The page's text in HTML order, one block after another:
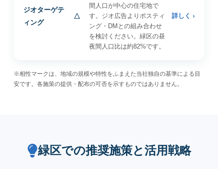
ジオターゲテ
ィング
△
間人口が中心の住宅地で
す。ジオ広告よりポスティ
ング・DMとの組み合わせ
を検討ください。緑区の昼
夜間人口比は約82%です。
詳しく ›
※相性マークは、地域の規模や特性をふまえた当社独自の基準による目
安です。各施策の提供・配布の可否を示すものではありません。
緑区での推奨施策と活用戦略